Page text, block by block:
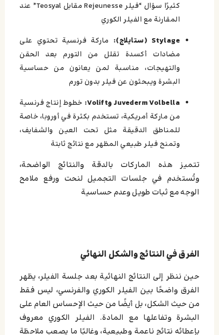
كثيرًا سؤال “فيلر Rejeunesse مقابل Teosyal” عند
المقارنة مع الفيلر الكوري
Stylage (ستايلاج):
ماركة فرنسية تحتوي على
مضادات أكسدة تقلل من التورم بعد الحقن
والتهيجات، مناسبة لمن يعانون من حساسية
البشرة ويبحثون عن فيلر بدون تورم
Juvederm Volbella وVolift:
خطوط إنتاج فرنسية
من ماركة أمريكية، تستخدم بكثرة في أوروبا، خاصة
للمناطق الدقيقة مثل تحت العين والشفايف،
وتمنح فيلر طبيعي المظهر مع نتائج ثابتة
تتميز هذه الماركات بالدقة والنتائج الواضحة،
وتُستخدم في جلسات التجميل لنحت ورفع ملامح
الوجه مع ثبات طويل وعدم حساسية
الفرق في النتائج والشكل النهائي
حين ننظر إلى النتائج النهائية بعد جلسة الفيلر، يظهر
الفرق واضحًا بين الفيلر الكوري والفرنسي، ليس فقط
من حيث الشكل، بل أيضًا من حيث الإحساس العام على
البشرة وتفاعلها مع المادة. الفيلر الكوري معروف
بإعطائه نتائج ناعمة وطبيعية، وغالبًا ما يصعب ملاحظة